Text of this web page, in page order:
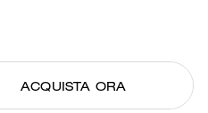
ACQUISTA ORA